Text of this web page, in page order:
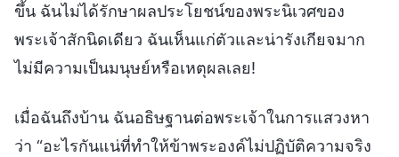
ขึ้น ฉันไม่ได้รักษาผลประโยชน์ของพระนิเวศของ
พระเจ้าสักนิดเดียว ฉันเห็นแก่ตัวและน่ารังเกียจมาก
ไม่มีความเป็นมนุษย์หรือเหตุผลเลย!
เมื่อฉันถึงบ้าน ฉันอธิษฐานต่อพระเจ้าในการแสวงหา
ว่า “อะไรกันแน่ที่ทำให้ข้าพระองค์ไม่ปฏิบัติความจริง